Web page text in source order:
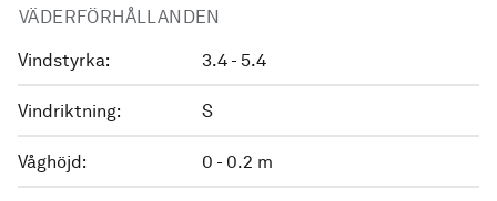
VÄDERFÖRHÅLLANDEN
Vindstyrka: 3.4 - 5.4
Vindriktning: S
Våghöjd: 0 - 0.2 m